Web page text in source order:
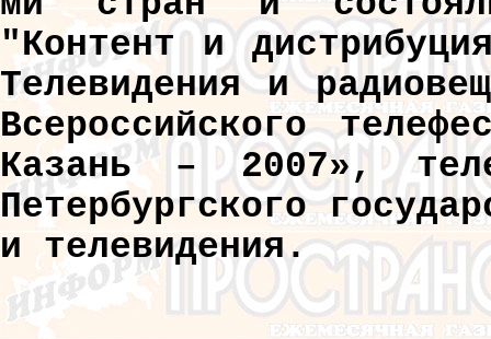
"Контент и
Телевидения и
Всероссийского
Казань – 2007»,
Петербургского
и телевидения.